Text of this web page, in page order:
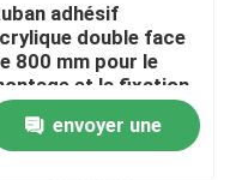
adhésif
double face
800 mm pour le
et la fixation
envoyer une